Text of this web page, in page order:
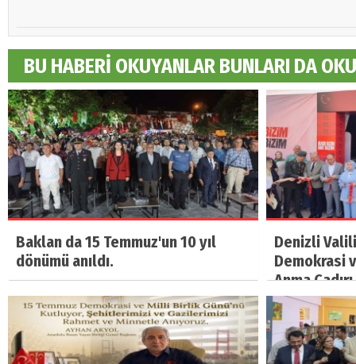
BU HABERİ OKUYANLAR BUNLARI DA
Baklan da 15 Temmuz'un 10 yıl
dönümü anıldı.
Denizli
Demokrasi
Anma